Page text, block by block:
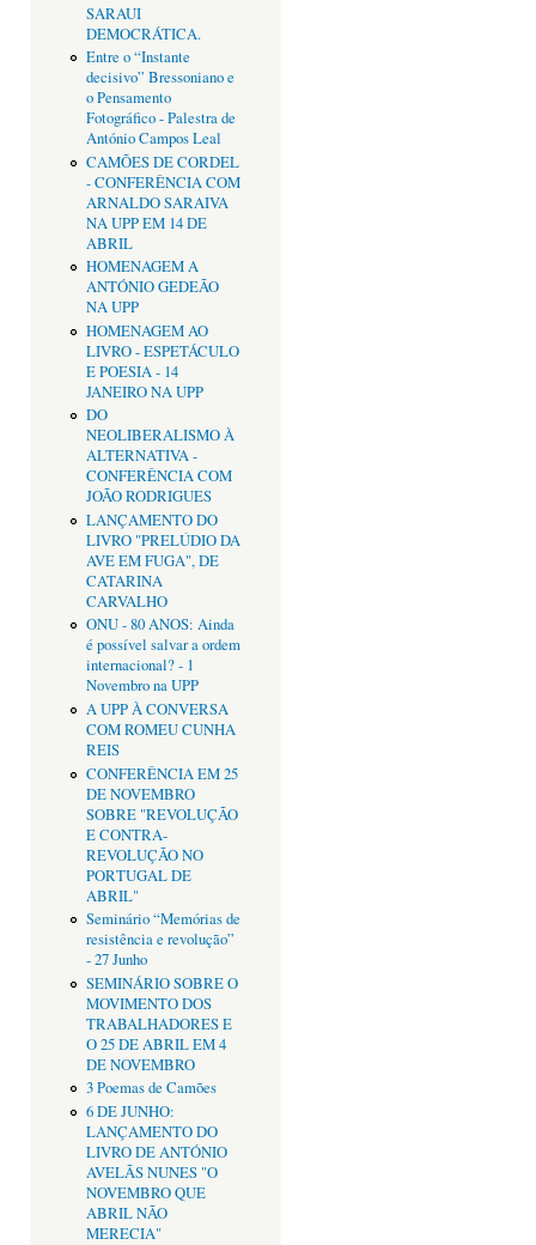
SARAUI
DEMOCRÁTICA.
Entre o “Instante
decisivo” Bressoniano e
o Pensamento
Fotográfico - Palestra de
António Campos Leal
CAMÕES DE CORDEL
- CONFERÊNCIA COM
ARNALDO SARAIVA
NA UPP EM 14 DE
ABRIL
HOMENAGEM A
ANTÓNIO GEDEÃO
NA UPP
HOMENAGEM AO
LIVRO - ESPETÁCULO
E POESIA - 14
JANEIRO NA UPP
DO
NEOLIBERALISMO À
ALTERNATIVA -
CONFERÊNCIA COM
JOÃO RODRIGUES
LANÇAMENTO DO
LIVRO "PRELÚDIO DA
AVE EM FUGA", DE
CATARINA
CARVALHO
ONU - 80 ANOS: Ainda
é possível salvar a ordem
internacional? - 1
Novembro na UPP
A UPP À CONVERSA
COM ROMEU CUNHA
REIS
CONFERÊNCIA EM 25
DE NOVEMBRO
SOBRE "REVOLUÇÃO
E CONTRA-
REVOLUÇÃO NO
PORTUGAL DE
ABRIL"
Seminário “Memórias de
resistência e revolução”
- 27 Junho
SEMINÁRIO SOBRE O
MOVIMENTO DOS
TRABALHADORES E
O 25 DE ABRIL EM 4
DE NOVEMBRO
3 Poemas de Camões
6 DE JUNHO:
LANÇAMENTO DO
LIVRO DE ANTÓNIO
AVELÃS NUNES "O
NOVEMBRO QUE
ABRIL NÃO
MERECIA"